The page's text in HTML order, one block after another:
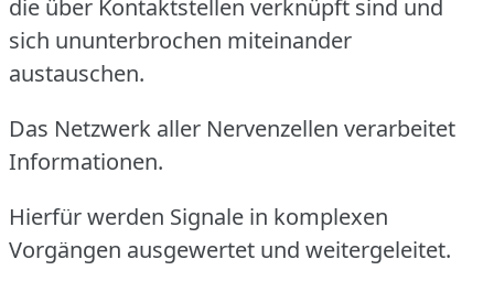
die über Kontaktstellen verknüpft sind und
sich ununterbrochen miteinander
austauschen.
Das Netzwerk aller Nervenzellen verarbeitet
Informationen.
Hierfür werden Signale in komplexen
Vorgängen ausgewertet und weitergeleitet.